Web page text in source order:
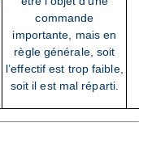
commande
importante, mais en
règle générale, soit
l’effectif est trop faible,
soit il est mal réparti.